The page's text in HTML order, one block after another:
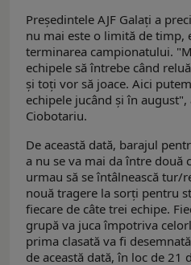
Preşedintele AJF Galaţi a
nu mai este o limită de timp,
terminarea campionatului.
echipele să întrebe când
şi toţi vor să joace. Aici
echipele jucând şi în
Ciobotariu.
De această dată, barajul
a nu se va mai da între două
urmau să se întâlnească tur/
nouă tragere la sorți pentru
fiecare de câte trei echipe.
grupă va juca împotriva
prima clasată va fi
de această dată, în loc de 21